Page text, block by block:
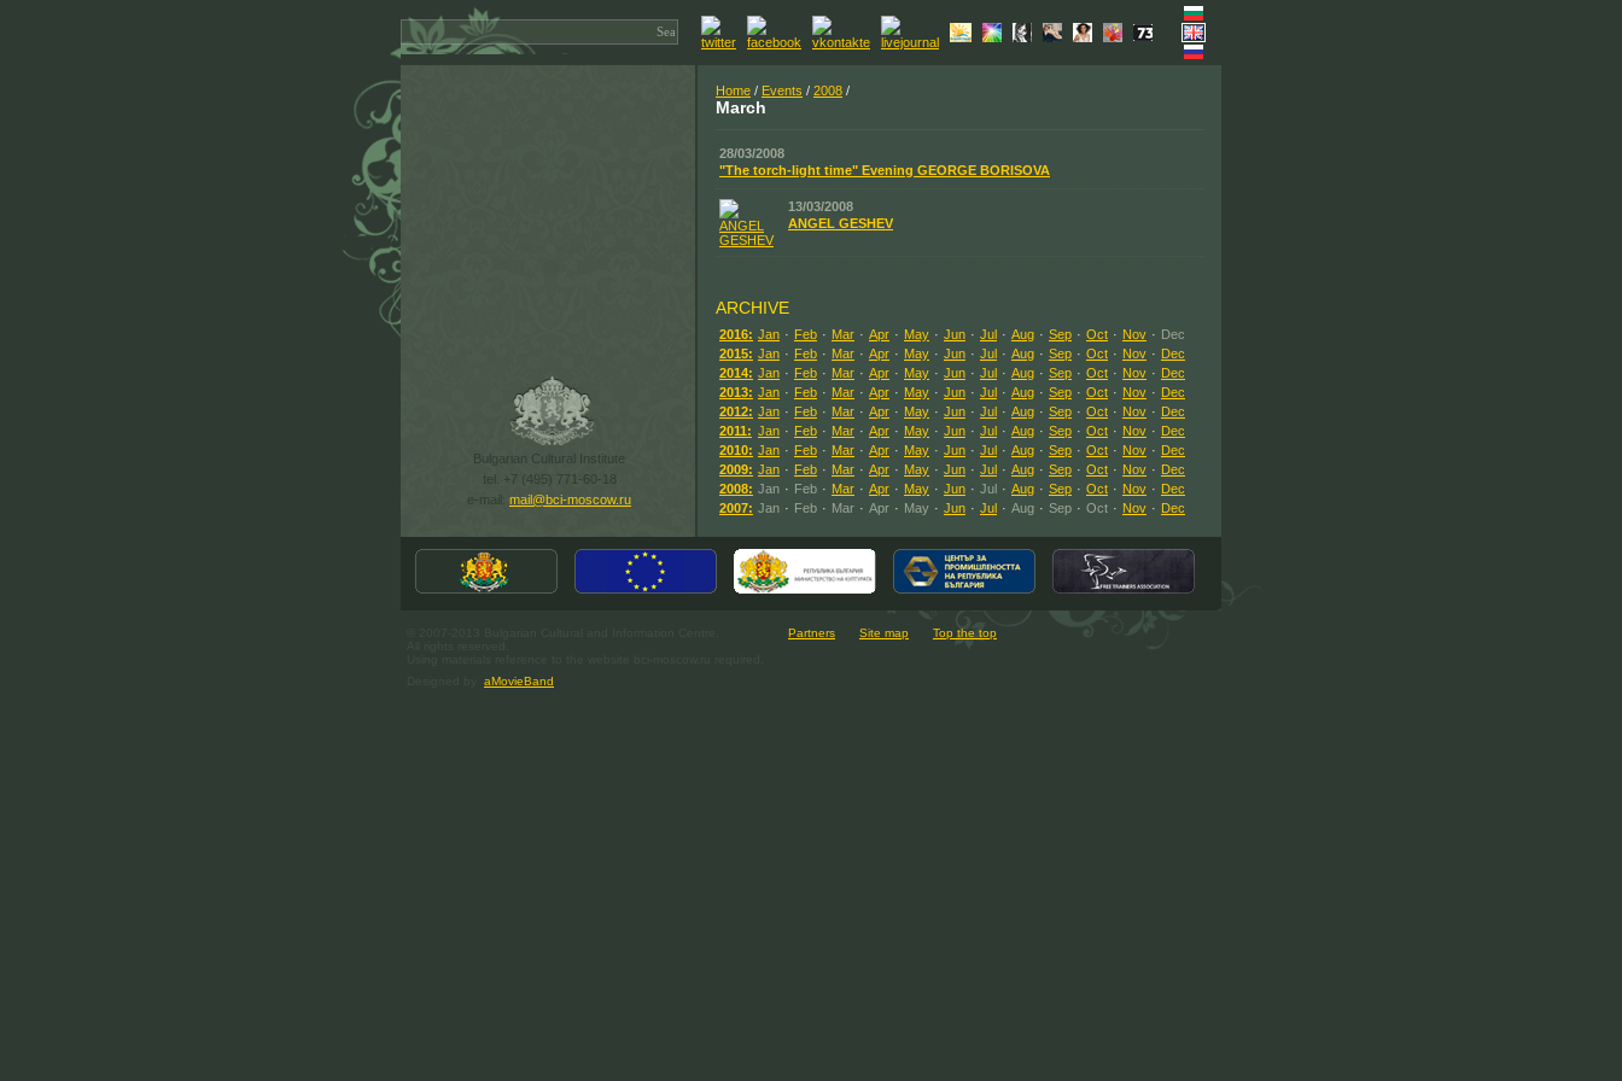
Bulgarian Cultural Institute
tel. +7 (495) 771-60-18
e-mail: mail@bci-moscow.ru
Home / Events / 2008 /
March
28/03/2008
"The torch-light time" Evening GEORGE BORISOVA
13/03/2008
ANGEL GESHEV
ARCHIVE
2016: Jan · Feb · Mar · Apr · May · Jun · Jul · Aug · Sep · Oct · Nov · Dec
2015: Jan · Feb · Mar · Apr · May · Jun · Jul · Aug · Sep · Oct · Nov · Dec
2014: Jan · Feb · Mar · Apr · May · Jun · Jul · Aug · Sep · Oct · Nov · Dec
2013: Jan · Feb · Mar · Apr · May · Jun · Jul · Aug · Sep · Oct · Nov · Dec
2012: Jan · Feb · Mar · Apr · May · Jun · Jul · Aug · Sep · Oct · Nov · Dec
2011: Jan · Feb · Mar · Apr · May · Jun · Jul · Aug · Sep · Oct · Nov · Dec
2010: Jan · Feb · Mar · Apr · May · Jun · Jul · Aug · Sep · Oct · Nov · Dec
2009: Jan · Feb · Mar · Apr · May · Jun · Jul · Aug · Sep · Oct · Nov · Dec
2008: Jan · Feb · Mar · Apr · May · Jun · Jul · Aug · Sep · Oct · Nov · Dec
2007: Jan · Feb · Mar · Apr · May · Jun · Jul · Aug · Sep · Oct · Nov · Dec
aMovieBand
Partners Site map Top the top